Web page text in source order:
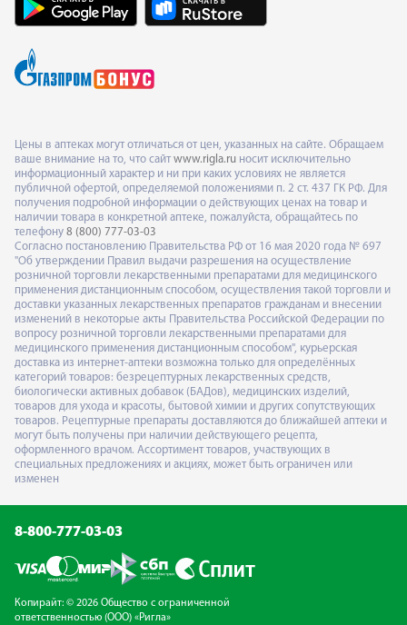
Цены в аптеках могут отличаться от цен, указанных на сайте. Обращаем
ваше внимание на то, что сайт www.rigla.ru носит исключительно
информационный характер и ни при каких условиях не является
публичной офертой, определяемой положениями п. 2 ст. 437 ГК РФ. Для
получения подробной информации о действующих ценах на товар и
наличии товара в конкретной аптеке, пожалуйста, обращайтесь по
телефону 8 (800) 777-03-03
Согласно постановлению Правительства РФ от 16 мая 2020 года № 697
"Об утверждении Правил выдачи разрешения на осуществление
розничной торговли лекарственными препаратами для медицинского
применения дистанционным способом, осуществления такой торговли и
доставки указанных лекарственных препаратов гражданам и внесении
изменений в некоторые акты Правительства Российской Федерации по
вопросу розничной торговли лекарственными препаратами для
медицинского применения дистанционным способом", курьерская
доставка из интернет-аптеки возможна только для определённых
категорий товаров: безрецептурных лекарственных средств,
биологически активных добавок (БАДов), медицинских изделий,
товаров для ухода и красоты, бытовой химии и других сопутствующих
товаров. Рецептурные препараты доставляются до ближайшей аптеки и
могут быть получены при наличии действующего рецепта,
оформленного врачом. Ассортимент товаров, участвующих в
специальных предложениях и акциях, может быть ограничен или
изменен
8-800-777-03-03
Копирайт: © 2026 Общество с ограниченной
ответственностью (ООО) «Ригла»